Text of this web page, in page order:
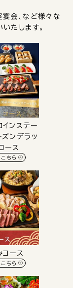
会、など様々な
たします。
インステー
ンデラッ
ース
ちら
コース
ちら